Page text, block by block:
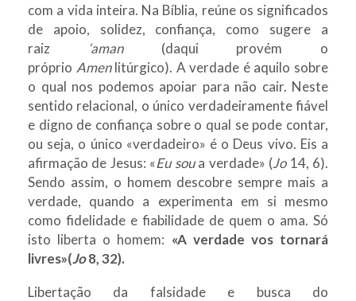
com a vida inteira. Na Bíblia, reúne os significados
de apoio, solidez, confiança, como sugere a
raiz
‘aman(daqui provém o
próprio Amenlitúrgico). A verdade é aquilo sobre
o qual nos podemos apoiar para não cair. Neste
sentido relacional, o único verdadeiramente fiável
e digno de confiança sobre o qual se pode contar,
ou seja, o único «verdadeiro» é o Deus vivo. Eis a
afirmação de Jesus: «Eu soua verdade» (Jo14, 6).
Sendo assim, o homem descobre sempre mais a
verdade, quando a experimenta em si mesmo
como fidelidade e fiabilidade de quem o ama. Só
isto liberta o homem: «A verdade vos tornará
livres»(Jo8, 32).
Libertação da falsidade e busca do